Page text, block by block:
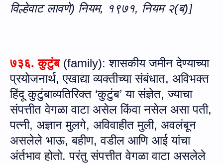
विल्हेवाट लावणे) नियम, १९७१, नियम २(ब)]
७३६. कुटुंब(family): शासकीय जमीन देण्याच्या
प्रयोजनार्थ,एखाद्या व्यक्तीच्या संबंधात, अविभक्त
हिंदू कुटुंबाव्यतिरिक्त ‘कुटुंब’ या संज्ञेत,ज्याचा
संपत्तीत वेगळा वाटा असेल किंवा नसेल असा पती,
पत्नी, अज्ञान मुलगे, अविवाहीत मुली, अवलंबून
असलेले भाऊ,बहीण,वडील आणि आई यांचा
अंर्तभाव होतो. परंतु संपत्तीत वेगळा वाटा असलेले